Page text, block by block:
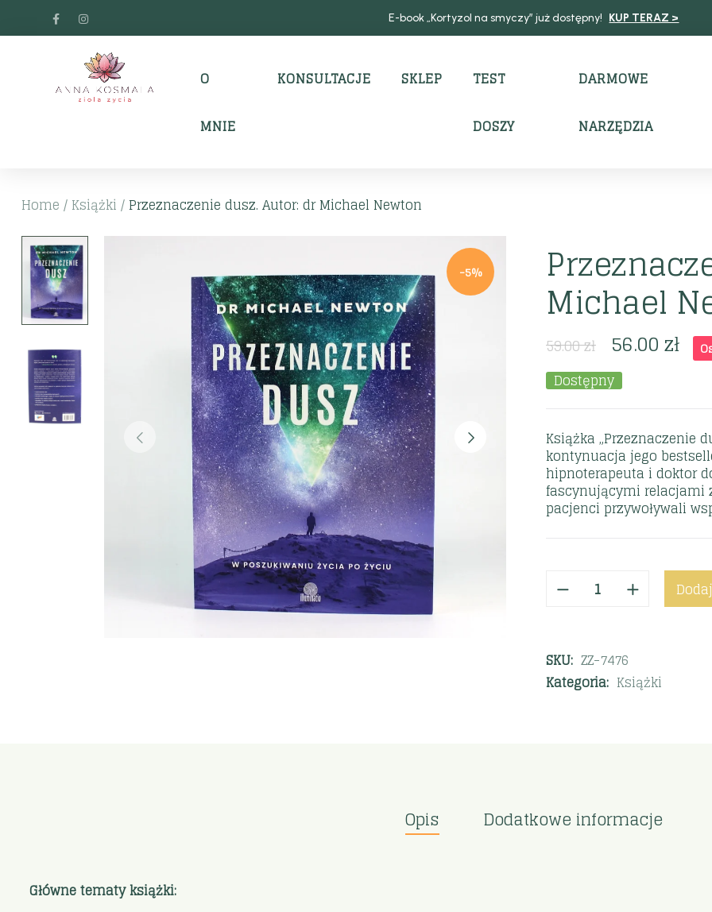
E-book „Kortyzol na smyczy” już dostępny! KUP TERAZ >
O
MNIE
KONSULTACJE SKLEP TEST
DOSZY
DARMOWE
NARZĘDZIA
Home / Książki / Przeznaczenie dusz. Autor: dr Michael Newton
-5%
Michael
59.00zł 56.00zł
Dostępny
Książka „Przeznaczenie
kontynuacja jego
hipnoterapeuta i doktor
fascynującymi relacjami
pacjenci przywoływali
SKU: ZZ-7476
Kategoria: Książki
Opis Dodatkowe informacje
Główne tematy książki: